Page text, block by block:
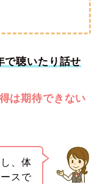
で聴いたり話せ
は期待できない
、体
スで